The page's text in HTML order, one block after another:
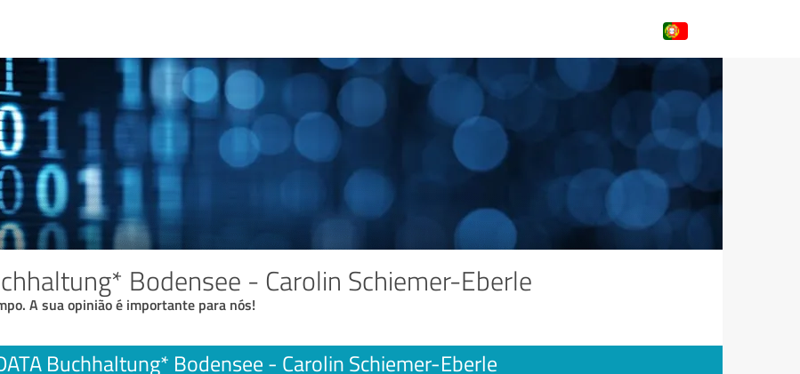
Bodensee - Carolin Schiemer-Eberle
A sua opinião é importante para nós!
Buchhaltung* Bodensee - Carolin Schiemer-Eberle